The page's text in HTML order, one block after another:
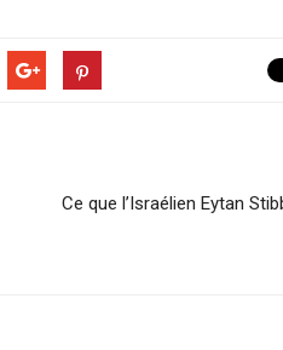
Ce que l’Israélien Eytan